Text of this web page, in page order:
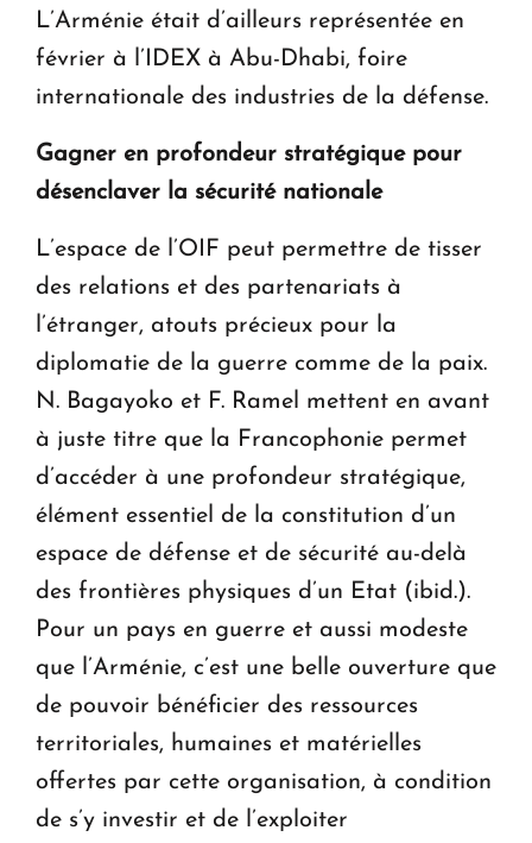
L’Arménie était d’ailleurs représentée en
février à l’IDEX à Abu-Dhabi, foire
internationale des industries de la défense.
Gagner en profondeur stratégique pour
désenclaver la sécurité nationale
L’espace de l’OIF peut permettre de tisser
des relations et des partenariats à
l’étranger, atouts précieux pour la
diplomatie de la guerre comme de la paix.
N. Bagayoko et F. Ramel mettent en avant
à juste titre que la Francophonie permet
d’accéder à une profondeur stratégique,
élément essentiel de la constitution d’un
espace de défense et de sécurité au-delà
des frontières physiques d’un Etat (ibid.).
Pour un pays en guerre et aussi modeste
que l’Arménie, c’est une belle ouverture que
de pouvoir bénéficier des ressources
territoriales, humaines et matérielles
offertes par cette organisation, à condition
de s’y investir et de l’exploiter